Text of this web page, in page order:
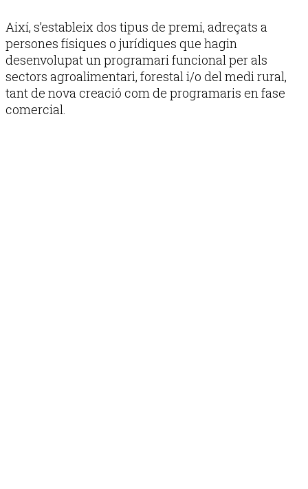
Així, s’estableix dos tipus de premi, adreçats a
persones físiques o jurídiques que hagin
desenvolupat un programari funcional per als
sectors agroalimentari, forestal i/o del medi rural,
tant de nova creació com de programaris en fase
comercial.